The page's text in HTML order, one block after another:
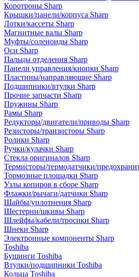
Коротроны Sharp
Крышки/панели/корпуса Sharp
Лотки/кассеты Sharp
Магнитные валы Sharp
Муфты/соленоиды Sharp
Оси Sharp
Пальцы отделения Sharp
Панели управления/кнопки Sharp
Пластины/направляющие Sharp
Подшипники/втулки Sharp
Прочие запчасти Sharp
Пружины Sharp
Рамы Sharp
Редукторы/двигатели/приводы Sharp
Резисторы/транзисторы Sharp
Ролики Sharp
Ручки/кулачки Sharp
Стекла оригиналов Sharp
Термисторы/термодатчики/
Тормозные площадки Sharp
Узлы копиров в сборе Sharp
Флажки/рычаги/датчики Sharp
Шайбы/уплотнения Sharp
Шестерни/шкивы Sharp
Шлейфы/кабели/тросики Sharp
Шнеки Sharp
Электронные компоненты Sharp
Toshiba
Бушинги Toshiba
Втулки/подшипники Toshiba
Кольца Toshiba